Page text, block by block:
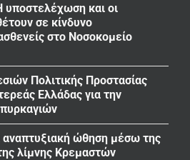
και οι
σε κίνδυνο
στο Νοσοκομείο
Πολιτικής Προστασίας
Ελλάδας για την
αναπτυξιακή ώθηση μέσω της
λίμνης Κρεμαστών